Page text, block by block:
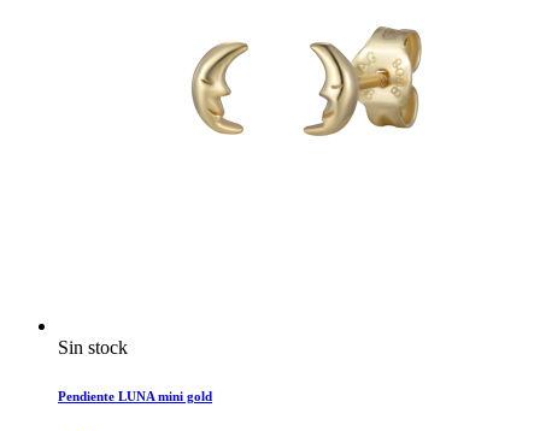
Sin stock
Pendiente LUNA mini gold